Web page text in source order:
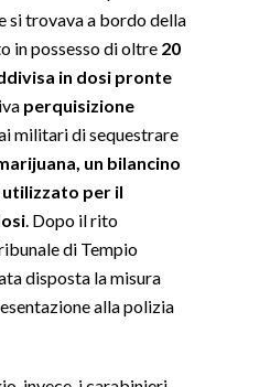
si trovava a bordo della
in possesso di oltre 20
in dosi pronte
perquisizione
militari di sequestrare
un bilancino
per il
. Dopo il rito
di Tempio
disposta la misura
alla polizia